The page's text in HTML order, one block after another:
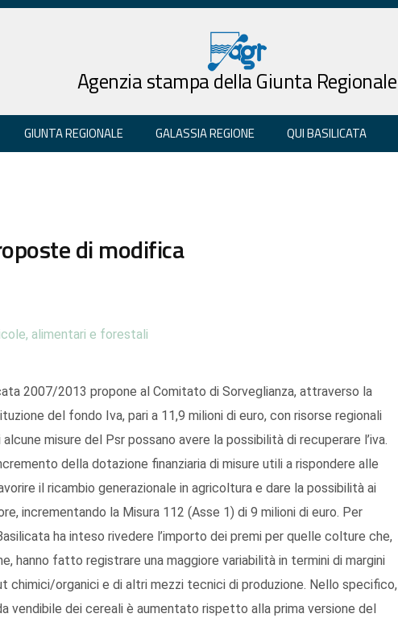
Agenzia stampa della Giunta Regionale
GIUNTA REGIONALE GALASSIA REGIONE QUI BASILICATA
di modifica
alimentari e forestali
2007/2013 propone al Comitato di Sorveglianza, attraverso la
del fondo Iva, pari a 11,9 milioni di euro, con risorse regionali
misure del Psr possano avere la possibilità di recuperare l’iva.
della dotazione finanziaria di misure utili a rispondere alle
il ricambio generazionale in agricoltura e dare la possibilità ai
incrementando la Misura 112 (Asse 1) di 9 milioni di euro. Per
ha inteso rivedere l’importo dei premi per quelle colture che,
hanno fatto registrare una maggiore variabilità in termini di margini
chimici/organici e di altri mezzi tecnici di produzione. Nello specifico,
vendibile dei cereali è aumentato rispetto alla prima versione del